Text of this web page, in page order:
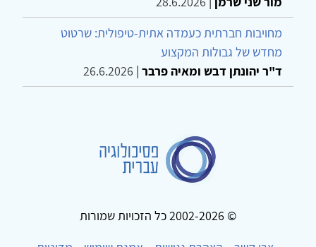
מחויבות חברתית כעמדה אתית-טיפולית: שרטוט
מחדש של גבולות המקצוע
ד"ר יהונתן דבש ומאיה פרבר |
26.6.2026
© 2002-2026 כל הזכויות שמורות